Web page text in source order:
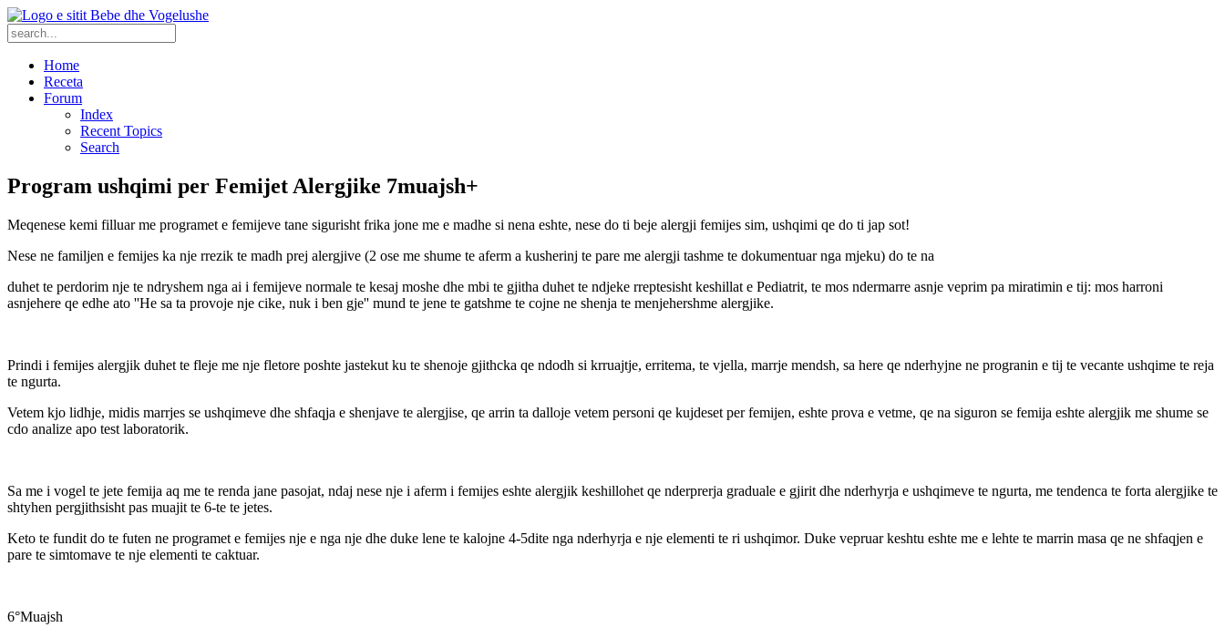
Home
Receta
Forum
Index
Recent Topics
Search
Program ushqimi per Femijet Alergjike 7muajsh+
Meqenese kemi filluar me programet e femijeve tane sigurisht frika jone me e madhe si nena eshte, nese do ti beje alergji femijes sim, ushqimi qe do ti jap sot!
Nese ne familjen e femijes ka nje rrezik te madh prej alergjive (2 ose me shume te aferm a kusherinj te pare me alergji tashme te dokumentuar nga mjeku) do te na
duhet te perdorim nje te ndryshem nga ai i femijeve normale te kesaj moshe dhe mbi te gjitha duhet te ndjeke rreptesisht keshillat e Pediatrit, te mos ndermarre asnje veprim pa miratimin e tij: mos harroni
asnjehere qe edhe ato ''He sa ta provoje nje cike, nuk i ben gje'' mund te jene te gatshme te cojne ne shenja te menjehershme alergjike.
Prindi i femijes alergjik duhet te fleje me nje fletore poshte jastekut ku te shenoje gjithcka qe ndodh si krruajtje, erritema, te vjella, marrje mendsh, sa here qe nderhyjne ne progranin e tij te vecante ushqime te reja
te ngurta.
Vetem kjo lidhje, midis marrjes se ushqimeve dhe shfaqja e shenjave te alergjise, qe arrin ta dalloje vetem personi qe kujdeset per femijen, eshte prova e vetme, qe na siguron se femija eshte alergjik me shume se
cdo analize apo test laboratorik.
Sa me i vogel te jete femija aq me te renda jane pasojat, ndaj nese nje i aferm i femijes eshte alergjik keshillohet qe nderprerja graduale e gjirit dhe nderhyrja e ushqimeve te ngurta, me tendenca te forta alergjike te
shtyhen pergjithsisht pas muajit te 6-te te jetes.
Keto te fundit do te futen ne programet e femijes nje e nga nje dhe duke lene te kalojne 4-5dite nga nderhyrja e nje elementi te ri ushqimor. Duke vepruar keshtu eshte me e lehte te marrin masa qe ne shfaqjen e
pare te simtomave te nje elementi te caktuar.
6°Muajsh